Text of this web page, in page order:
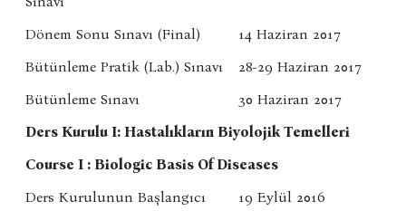
Dönem Sonu Sınavı (Final)
14 Haziran 2017
Bütünleme Pratik (Lab.) Sınavı
28-29 Haziran 2017
Bütünleme Sınavı
30 Haziran 2017
Ders Kurulu I: Hastalıkların Biyolojik Temelleri
Course I : Biologic Basis Of Diseases
Ders Kurulunun Başlangıcı
19 Eylül 2016